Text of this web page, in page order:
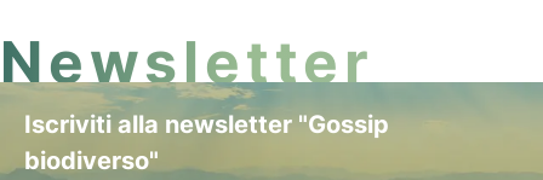
Newsletter
Iscriviti alla newsletter "Gossip
biodiverso"